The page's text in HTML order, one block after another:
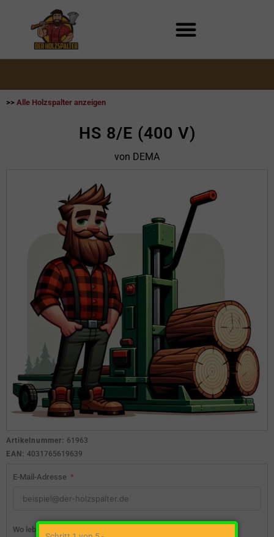
>> Alle Holzspalter anzeigen
HS 8/E (400 V)
von DEMA
Artikelnummer: 61963
EAN: 4031765619639
E-Mail-Adresse
Wo lebst du?